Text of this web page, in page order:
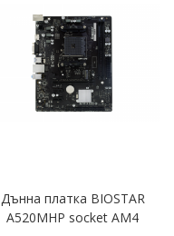
Дънна платка BIOSTAR
A520MHP socket AM4